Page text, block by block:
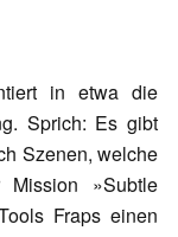
in etwa die
Sprich: Es gibt
Szenen, welche
»Subtle
Fraps einen